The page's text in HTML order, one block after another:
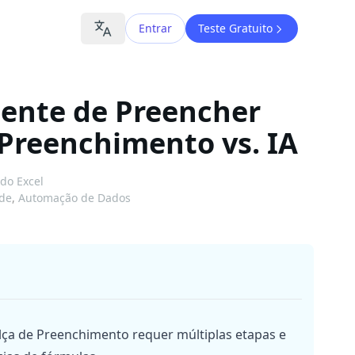
Entrar Teste Gratuito
de Preencher
vs. IA
Excel
, Automação de Dados
de Preenchimento requer múltiplas etapas e